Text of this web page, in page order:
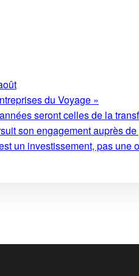
du Voyage »
seront celles de la
son engagement auprès
un investissement, pas une